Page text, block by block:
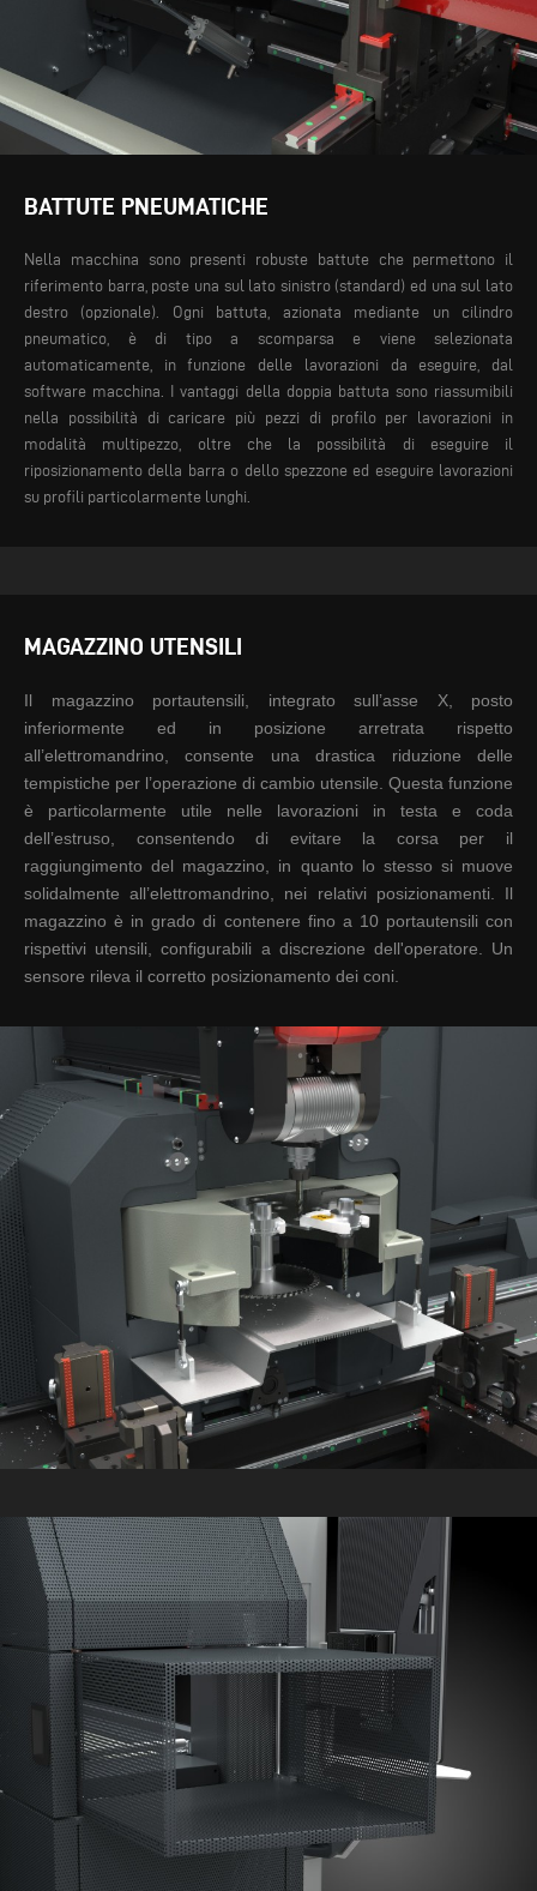
BATTUTE PNEUMATICHE
Nella macchina sono presenti robuste battute che permettono il
riferimento barra, poste una sul lato sinistro (standard) ed una sul lato
destro (opzionale). Ogni battuta, azionata mediante un cilindro
pneumatico, è di tipo a scomparsa e viene selezionata
automaticamente, in funzione delle lavorazioni da eseguire, dal
software macchina.
I vantaggi della doppia battuta sono riassumibili
nella possibilità di caricare più pezzi di profilo per lavorazioni in
modalità multipezzo, oltre che la possibilità di eseguire il
riposizionamento della barra o dello spezzone ed eseguire lavorazioni
su profili particolarmente lunghi.
MAGAZZINO UTENSILI
Il magazzino portautensili, integrato sull’asse X, posto
inferiormente ed in posizione arretrata rispetto
all’elettromandrino, consente una drastica riduzione delle
tempistiche per l’operazione di cambio utensile. Questa funzione
è particolarmente utile nelle lavorazioni in testa e coda
dell’estruso, consentendo di evitare la corsa per il
raggiungimentodel magazzino, in quanto lo stesso si muove
solidalmenteall’elettromandrino, nei relativi posizionamenti.
Il
magazzino è in grado di contenere fino a 10 portautensili con
rispettivi utensili, configurabili a discrezione dell'operatore. Un
sensore rileva il corretto posizionamento dei coni.